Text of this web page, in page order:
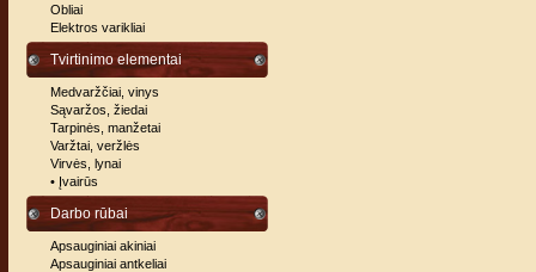
Obliai
Elektros varikliai
Tvirtinimo elementai
Medvaržčiai, vinys
Sąvaržos, žiedai
Tarpinės, manžetai
Varžtai, veržlės
Virvės, lynai
• Įvairūs
Darbo rūbai
Apsauginiai akiniai
Apsauginiai antkeliai